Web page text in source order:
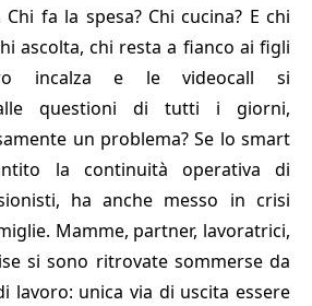
Chi fa la spesa? Chi cucina? E chi
ascolta, chi resta a fianco ai figli
incalza e le videocall si
alle questioni di tutti i giorni,
un problema? Se lo smart
la continuità operativa di
ha anche messo in crisi
Mamme, partner, lavoratrici,
si sono ritrovate sommerse da
lavoro: unica via di uscita essere